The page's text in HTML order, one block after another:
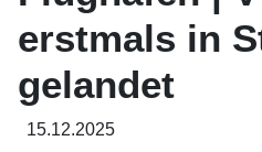
erstmals in
gelandet
15.12.2025